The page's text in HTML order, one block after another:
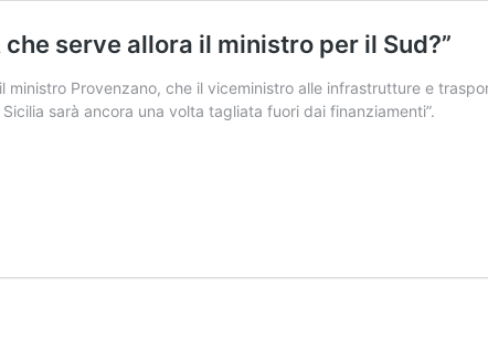
serve allora il ministro per il Sud?”
ministro Provenzano, che il viceministro alle infrastrutture e
sarà ancora una volta tagliata fuori dai finanziamenti”.